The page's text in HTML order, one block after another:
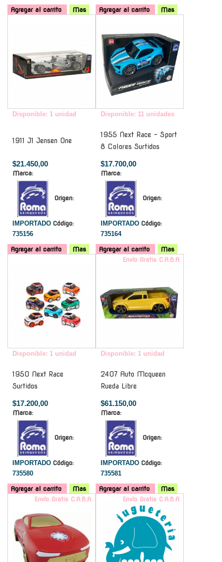
Agregar al carrito Mas Agregar al carrito
Mas
Disponible: 1 unidad
1911 J1 Jensen One
$21.450,00
Marca:
Origen:
IMPORTADO Código:
735156
Agregar al carrito Mas
Disponible: 11 unidades
1955 Next Race - Sport
8 Colores Surtidos
$17.700,00
Marca:
Origen:
IMPORTADO Código:
735164
Agregar al carrito
Mas
Disponible: 1 unidad
1950 Next Race
Surtidos
$17.200,00
Marca:
Origen:
IMPORTADO Código:
735580
Agregar al carrito Mas
Envío Gratis C.A.B.A.
Disponible: 1 unidad
2407 Auto Mcqueen
Rueda Libre
$61.150,00
Marca:
Origen:
IMPORTADO Código:
735581
Agregar al carrito
Mas
Envío Gratis C.A.B.A.
Envío Gratis C.A.B.A.